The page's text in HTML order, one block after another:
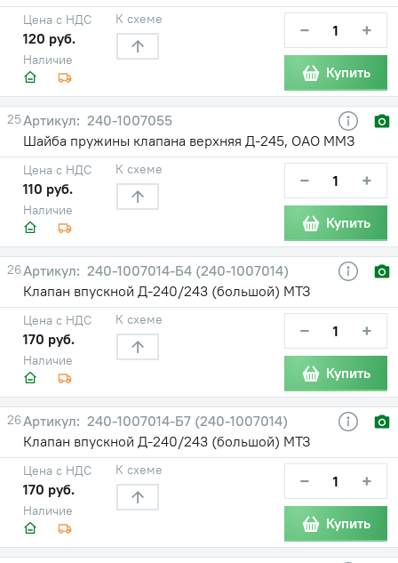
Наличие
Цена с НДС
120 руб.
К схеме − +
Купить
25
240-1007055
Шайба пружины клапана верхняя Д-245, ОАО ММЗ
Наличие
Цена с НДС
110 руб.
К схеме − +
Купить
26
240-1007014-Б4 (240-1007014)
Клапан впускной Д-240/243 (большой) МТЗ
Наличие
Цена с НДС
170 руб.
К схеме − +
Купить
26
240-1007014-Б7 (240-1007014)
Клапан впускной Д-240/243 (большой) МТЗ
Наличие
Цена с НДС
170 руб.
К схеме − +
Купить